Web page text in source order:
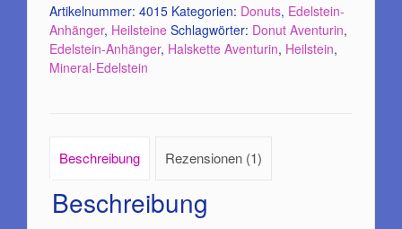
Artikelnummer: 4015 Kategorien: Donuts, Edelstein-
Anhänger, Heilsteine Schlagwörter: Donut Aventurin,
Edelstein-Anhänger, Halskette Aventurin, Heilstein,
Mineral-Edelstein
Beschreibung Rezensionen (1)
Beschreibung